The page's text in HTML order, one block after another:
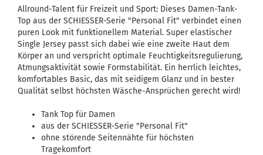
Allround-Talent für Freizeit und Sport: Dieses Damen-Tank-
Top aus der SCHIESSER-Serie "Personal Fit" verbindet einen
puren Look mit funktionellem Material. Super elastischer
Single Jersey passt sich dabei wie eine zweite Haut dem
Körper an und verspricht optimale Feuchtigkeitsregulierung,
Atmungsaktivität sowie Formstabilität. Ein herrlich leichtes,
komfortables Basic, das mit seidigem Glanz und in bester
Qualität selbst höchsten Wäsche-Ansprüchen gerecht wird!
Tank Top für Damen
aus der SCHIESSER-Serie "Personal Fit"
ohne störende Seitennähte für höchsten
Tragekomfort